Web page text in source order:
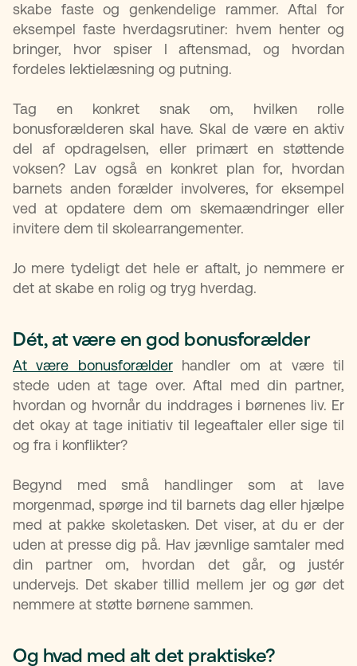
skabe faste og genkendelige rammer. Aftal for
eksempel faste hverdagsrutiner: hvem henter og
bringer, hvor spiser I aftensmad, og hvordan
fordeles lektielæsning og putning.
Tag en konkret snak om, hvilken rolle
bonusforælderen skal have. Skal de være en aktiv
del af opdragelsen, eller primært en støttende
voksen? Lav også en konkret plan for, hvordan
barnets anden forælder involveres, for eksempel
ved at opdatere dem om skemaændringer eller
invitere dem til skolearrangementer.
Jo mere tydeligt det hele er aftalt, jo nemmere er
det at skabe en rolig og tryg hverdag.
Dét, at være en god bonusforælder
At være bonusforælderhandler om at være til
stede uden at tage over. Aftal med din partner,
hvordan og hvornår du inddrages i børnenes liv. Er
det okay at tage initiativ til legeaftaler eller sige til
og fra i konflikter?
Begynd med små handlinger som at lave
morgenmad, spørge ind til barnets dag eller hjælpe
med at pakke skoletasken. Det viser, at du er der
uden at presse dig på. Hav jævnlige samtaler med
din partner om, hvordan det går, og justér
undervejs. Det skaber tillid mellem jer og gør det
nemmere at støtte børnene sammen.
Og hvad med alt det praktiske?